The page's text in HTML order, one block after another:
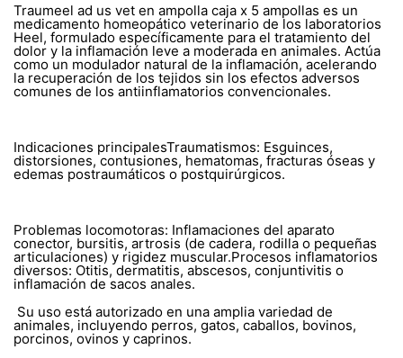
Traumeel ad us vet en ampolla caja x 5 ampollas es un
medicamento homeopático veterinario de los laboratorios
Heel, formulado específicamente para el tratamiento del
dolor y la inflamación leve a moderada en animales. Actúa
como un modulador natural de la inflamación, acelerando
la recuperación de los tejidos sin los efectos adversos
comunes de los antiinflamatorios convencionales.
Indicaciones principalesTraumatismos: Esguinces,
distorsiones, contusiones, hematomas, fracturas óseas y
edemas postraumáticos o postquirúrgicos.
Problemas locomotoras: Inflamaciones del aparato
conector, bursitis, artrosis (de cadera, rodilla o pequeñas
articulaciones) y rigidez muscular.Procesos inflamatorios
diversos: Otitis, dermatitis, abscesos, conjuntivitis o
inflamación de sacos anales.
Su uso está autorizado en una amplia variedad de
animales, incluyendo perros, gatos, caballos, bovinos,
porcinos, ovinos y caprinos.